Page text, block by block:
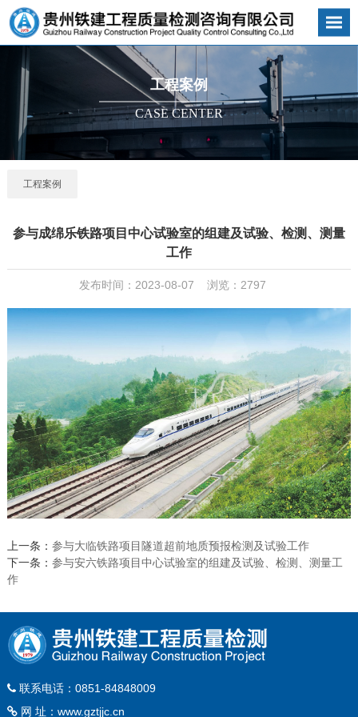
工程案例
CASE CENTER
工程案例
参与成绵乐铁路项目中心试验室的组建及试验、检测、测量
工作
发布时间：2023-08-07 浏览：2797
上一条： 参与大临铁路项目隧道超前地质预报检测及试验工作
下一条： 参与安六铁路项目中心试验室的组建及试验、检测、测量工
作
联系电话：0851-84848009
网 址： www.gztjjc.cn